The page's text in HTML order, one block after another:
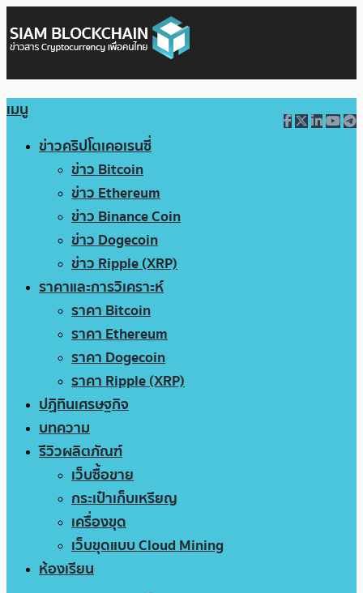
เมนู
ข่าวคริปโตเคอเรนซี่
ข่าว Bitcoin
ข่าว Ethereum
ข่าว Binance Coin
ข่าว Dogecoin
ข่าว Ripple (XRP)
ราคาและการวิเคราะห์
ราคา Bitcoin
ราคา Ethereum
ราคา Dogecoin
ราคา Ripple (XRP)
ปฏิทินเศรษฐกิจ
บทความ
รีวิวผลิตภัณฑ์
เว็บซื้อขาย
กระเป๋าเก็บเหรียญ
เครื่องขุด
เว็บขุดแบบ Cloud Mining
ห้องเรียน